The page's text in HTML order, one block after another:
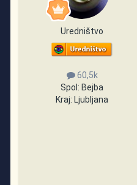
Uredništvo
60,5k
Spol: Bejba
Kraj: Ljubljana